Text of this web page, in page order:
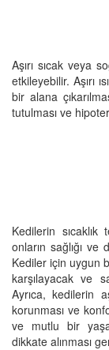
Aşırı sıcak veya
etkileyebilir. Aşırı
bir alana
tutulması ve
Kedilerin sıcaklık
onların sağlığı
Kediler için uygun
karşılayacak ve
Ayrıca, kedilerin
korunması ve
ve mutlu bir
dikkate alınması